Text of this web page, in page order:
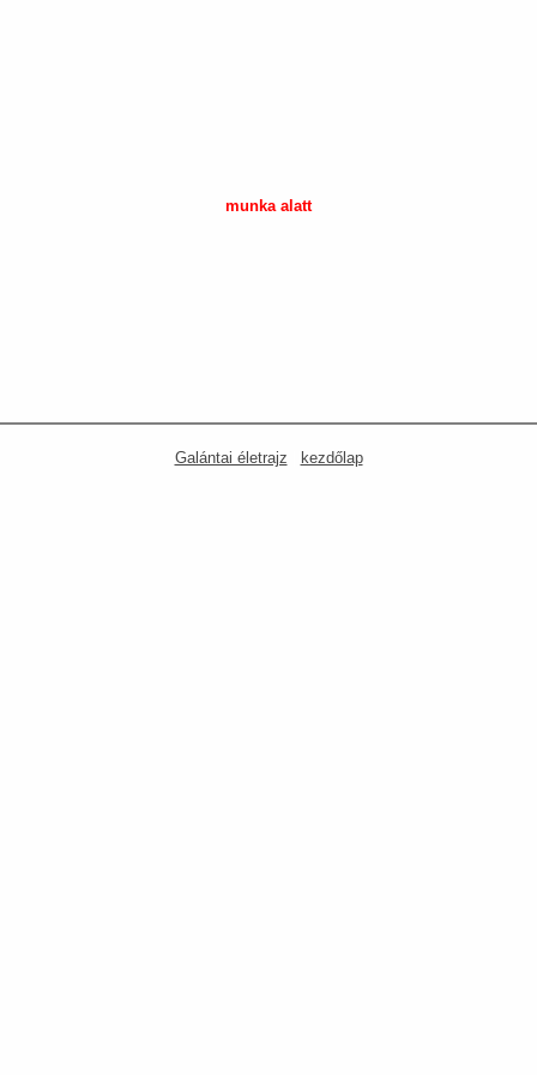
munka alatt
Galántai életrajz kezdőlap